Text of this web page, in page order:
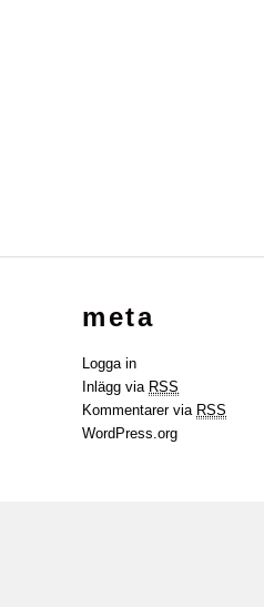
meta
Logga in
Inlägg via RSS
Kommentarer via RSS
WordPress.org